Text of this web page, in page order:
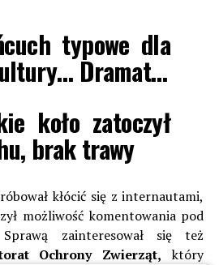
typowe dla
Dramat…
koło zatoczył
brak trawy
kłócić się z internautami,
możliwość komentowania pod
zainteresował się też
Ochrony Zwierząt, który